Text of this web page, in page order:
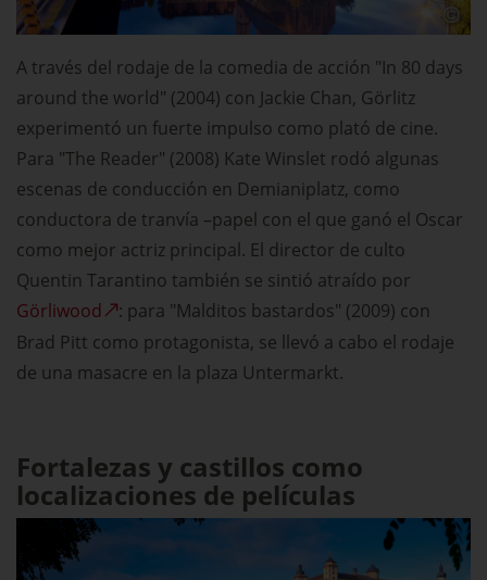
A través del rodaje de la comedia de acción "In 80 days
around the world" (2004) con Jackie Chan, Görlitz
experimentó un fuerte impulso como plató de cine.
Para "The Reader" (2008) Kate Winslet rodó algunas
escenas de conducción en Demianiplatz, como
conductora de tranvía –papel con el que ganó el Oscar
como mejor actriz principal. El director de culto
Quentin Tarantino también se sintió atraído por
Görliwood
: para "Malditos bastardos" (2009) con
Brad Pitt como protagonista, se llevó a cabo el rodaje
de una masacre en la plaza Untermarkt.
Fortalezas y castillos como
localizaciones de películas